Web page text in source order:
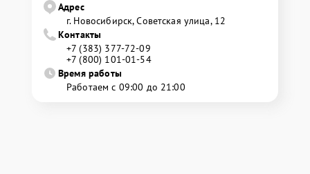
Адрес
г. Новосибирск, Советская улица, 12
Контакты
+7 (383) 377-72-09
+7 (800) 101-01-54
Время работы
Работаем с 09:00 до 21:00